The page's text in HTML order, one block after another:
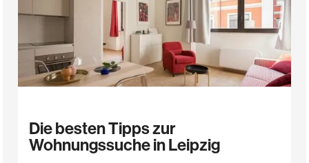
Die besten Tipps zur
Wohnungssuche in Leipzig